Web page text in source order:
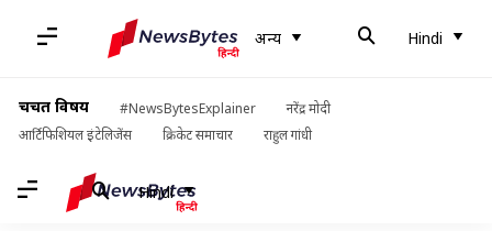
अन्य Hindi
चर्चित विषय #NewsBytesExplainer
नरेंद्र मोदी
आर्टिफिशियल इंटेलिजेंस
क्रिकेट समाचार राहुल गांधी
Hindi